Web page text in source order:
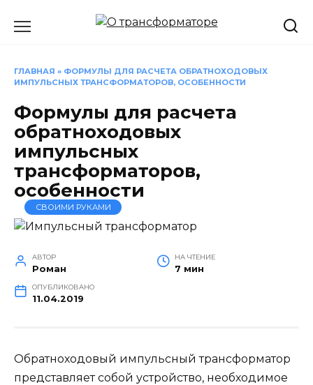
ГЛАВНАЯ » ФОРМУЛЫ ДЛЯ РАСЧЕТА ОБРАТНОХОДОВЫХ
ИМПУЛЬСНЫХ ТРАНСФОРМАТОРОВ, ОСОБЕННОСТИ
Формулы для расчета
обратноходовых
импульсных
трансформаторов,
особенности
СВОИМИ РУКАМИ
АВТОР
Роман
НА ЧТЕНИЕ
7 мин
ОПУБЛИКОВАНО
11.04.2019
Обратноходовый импульсный трансформатор
представляет собой устройство, необходимое